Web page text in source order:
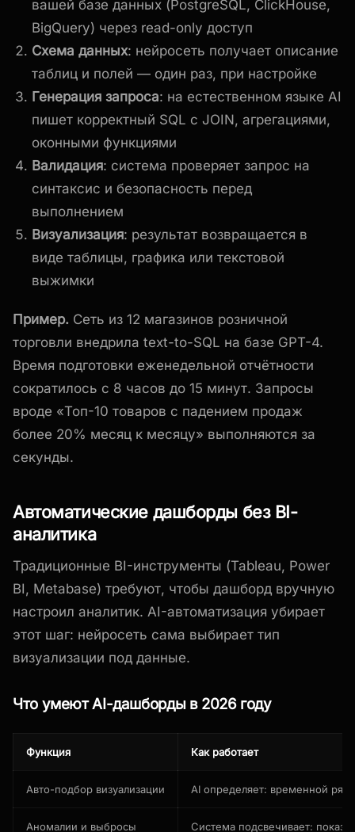
вашей базе данных (PostgreSQL, ClickHouse,
BigQuery) через read-only доступ
Схема данных: нейросеть получает описание
таблиц и полей — один раз, при настройке
Генерация запроса: на естественном языке AI
пишет корректный SQL с JOIN, агрегациями,
оконными функциями
Валидация: система проверяет запрос на
синтаксис и безопасность перед
выполнением
Визуализация: результат возвращается в
виде таблицы, графика или текстовой
выжимки
Пример. Сеть из 12 магазинов розничной
торговли внедрила text-to-SQL на базе GPT-4.
Время подготовки еженедельной отчётности
сократилось с 8 часов до 15 минут. Запросы
вроде «Топ-10 товаров с падением продаж
более 20% месяц к месяцу» выполняются за
секунды.
Автоматические дашборды без BI-
аналитика
Традиционные BI-инструменты (Tableau, Power
BI, Metabase) требуют, чтобы дашборд вручную
настроил аналитик. AI-автоматизация убирает
этот шаг: нейросеть сама выбирает тип
визуализации под данные.
Что умеют AI-дашборды в 2026 году
Функция Как работает
Авто-подбор визуализации AI определяет: временной
Аномалии и выбросы Система подсвечивает: